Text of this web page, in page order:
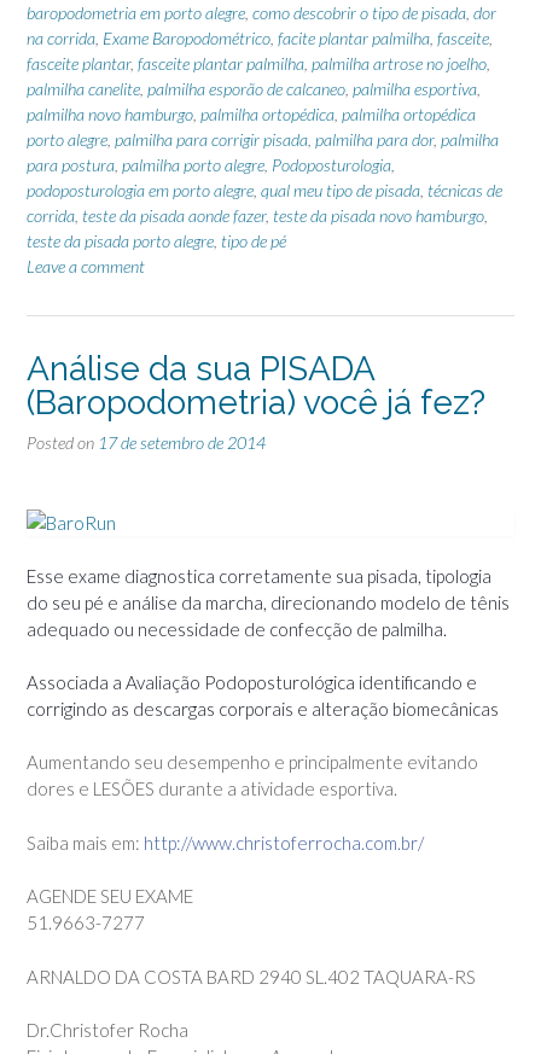
baropodometria em porto alegre como descobrir o tipo de pisada dor
na corrida Exame Baropodométrico facite plantar palmilha fasceite
fasceite plantar, fasceite plantar palmilha palmilha artrose no joelho
palmilha canelite palmilha esporão de calcaneo palmilha esportiva
palmilha novo hamburgo palmilha ortopédica palmilha ortopédica
porto alegre palmilha para corrigir pisada palmilha para dor, palmilha
para postura palmilha porto alegre Podoposturologia
podoposturologia em porto alegre qual meu tipo de pisada técnicas de
corrida teste da pisada aonde fazer, teste da pisada novo hamburgo
teste da pisada porto alegre tipo de pé
Leave a comment
Análise da sua PISADA
(Baropodometria) você já fez?
Posted on 17 de setembro de 2014
Esse exame diagnostica corretamente sua pisada, tipologia
do seu pé e análise da marcha, direcionando modelo de tênis
adequado ou necessidade de confecção de palmilha.
Associada a Avaliação Podoposturológica identificando e
corrigindo as descargas corporais e alteração biomecânicas
Aumentando seu desempenho e principalmente evitando
dores e LESÕES durante a atividade esportiva.
Saiba mais em: http://www.christoferrocha.com.br/
AGENDE SEU EXAME
51.9663-7277
ARNALDO DA COSTA BARD 2940 SL.402 TAQUARA-RS
Dr.Christofer Rocha